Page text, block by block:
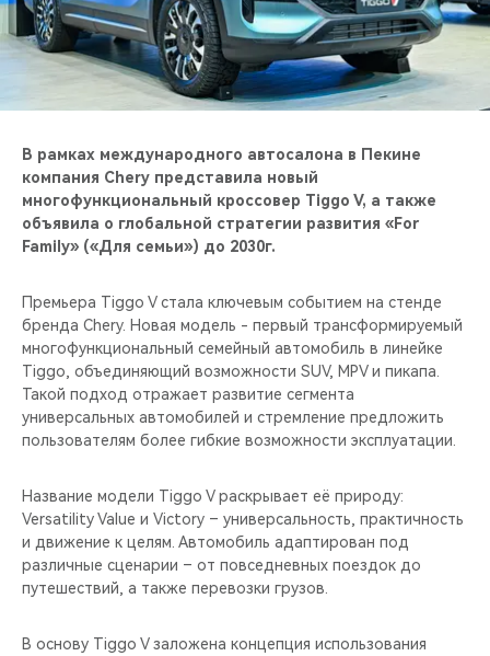
CHERY И СПОРТ
НАШИ МЕРОПРИЯТИЯ
ВИДЕООБЗОРЫ
CHERY ДЛЯ ДЕТЕЙ
В рамках международного автосалона в Пекине
компания Chery представила новый
многофункциональный кроссовер Tiggo V, а также
объявила о глобальной стратегии развития «For
Family» («Для семьи») до 2030г.
Премьера Tiggo V стала ключевым событием на стенде
бренда Chery. Новая модель - первый трансформируемый
многофункциональный семейный автомобиль в линейке
Tiggo, объединяющий возможности SUV, MPV и пикапа.
Такой подход отражает развитие сегмента
универсальных автомобилей и стремление предложить
пользователям более гибкие возможности эксплуатации.
Название модели Tiggo V раскрывает её природу:
Versatility Value и Victory – универсальность, практичность
и движение к целям. Автомобиль адаптирован под
различные сценарии – от повседневных поездок до
путешествий, а также перевозки грузов.
В основу Tiggo V заложена концепция использования